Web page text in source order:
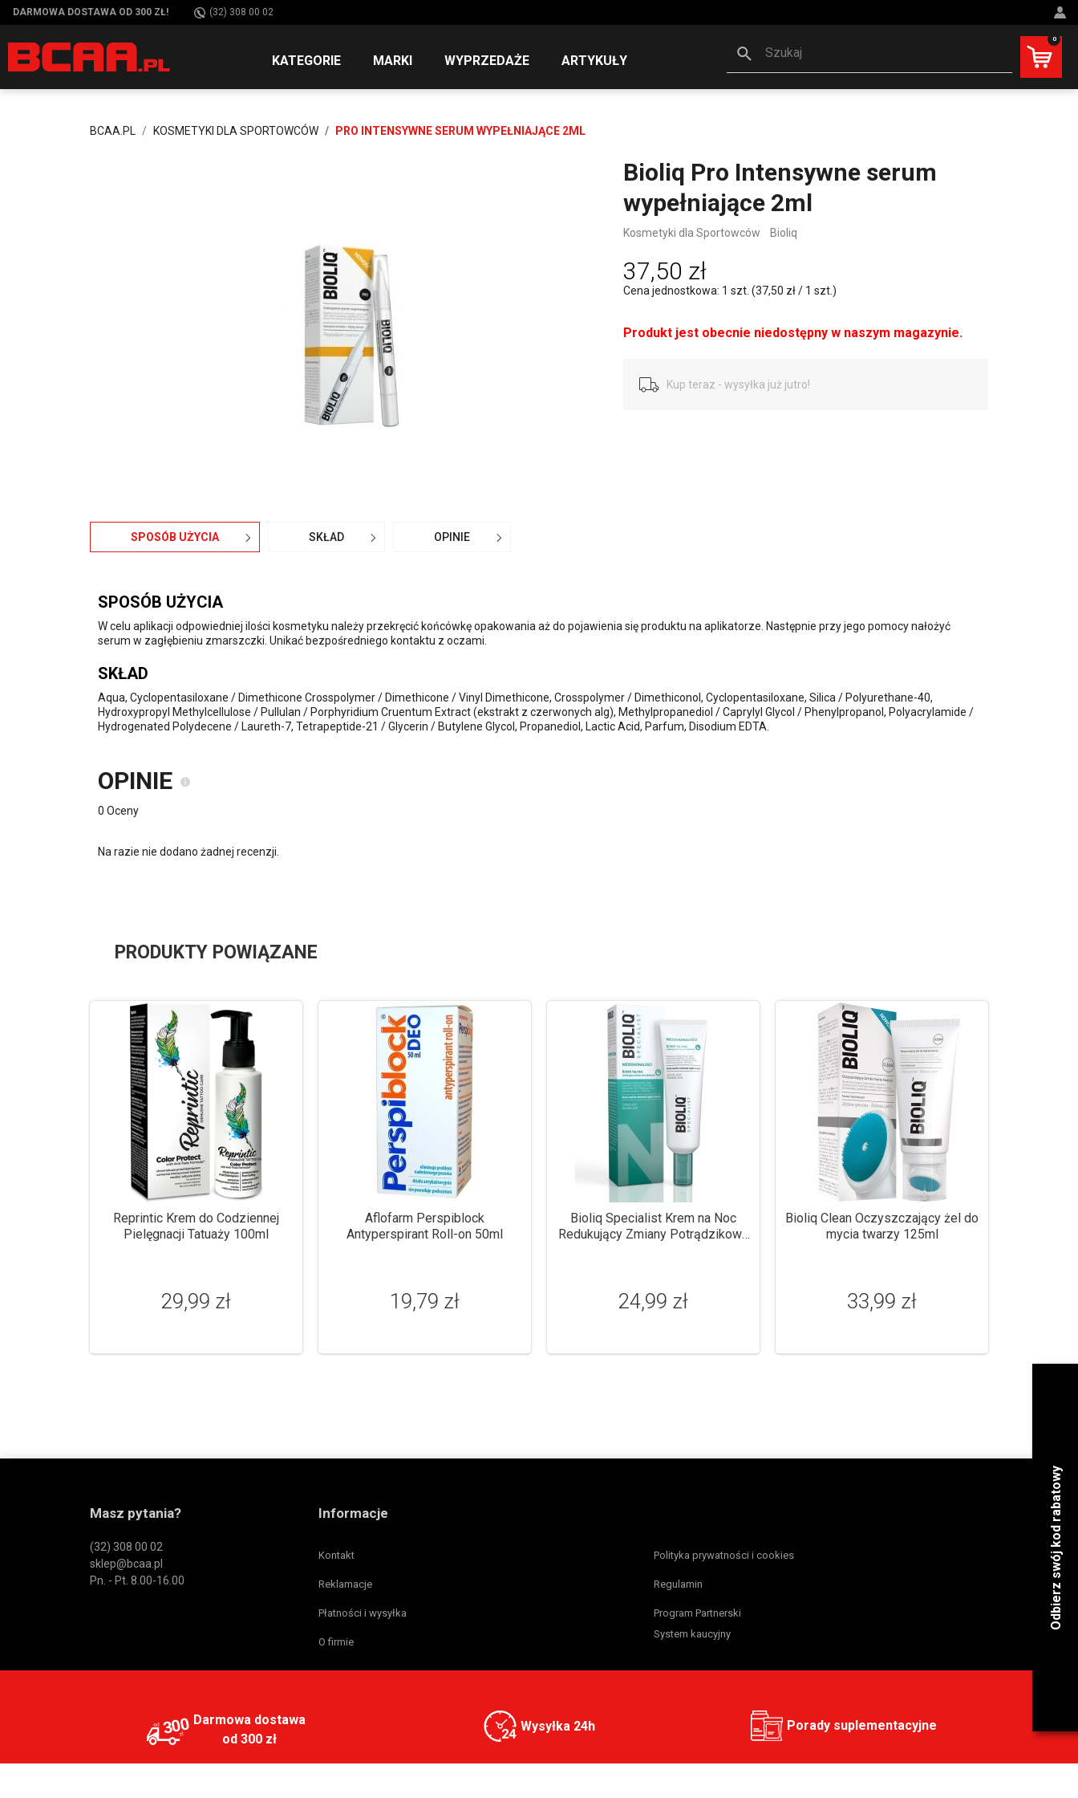
DARMOWA DOSTAWA OD 300 ZŁ! (32) 308 00 02
KATEGORIE MARKI WYPRZEDAŻE ARTYKUŁY
Szukaj
0
BCAA.PL KOSMETYKI DLA SPORTOWCÓW PRO INTENSYWNE SERUM WYPEŁNIAJĄCE 2ML
Bioliq Pro Intensywne serum
wypełniające 2ml
Kosmetyki dla Sportowców Bioliq
37,50 zł
Cena jednostkowa: 1 szt. (37,50 zł / 1 szt.)
Produkt jest obecnie niedostępny w naszym magazynie.
Kup teraz - wysyłka już jutro!
SPOSÓB UŻYCIA SKŁAD OPINIE
SPOSÓB UŻYCIA
W celu aplikacji odpowiedniej ilości kosmetyku należy przekręcić końcówkę opakowania aż do pojawienia się produktu na aplikatorze. Następnie przy jego pomocy nałożyć
serum w zagłębieniu zmarszczki. Unikać bezpośredniego kontaktu z oczami.
SKŁAD
Aqua, Cyclopentasiloxane / Dimethicone Crosspolymer / Dimethicone / Vinyl Dimethicone, Crosspolymer / Dimethiconol, Cyclopentasiloxane, Silica / Polyurethane-40,
Hydroxypropyl Methylcellulose / Pullulan / Porphyridium Cruentum Extract (ekstrakt z czerwonych alg), Methylpropanediol / Caprylyl Glycol / Phenylpropanol, Polyacrylamide /
Hydrogenated Polydecene / Laureth-7, Tetrapeptide-21 / Glycerin / Butylene Glycol, Propanediol, Lactic Acid, Parfum, Disodium EDTA.
OPINIE
0 Oceny
Na razie nie dodano żadnej recenzji.
PRODUKTY POWIĄZANE
Reprintic Krem do Codziennej
Pielęgnacji Tatuaży 100ml
29,99 zł
Aflofarm Perspiblock
Antyperspirant Roll-on 50ml
19,79 zł
Bioliq Specialist Krem na Noc
Redukujący Zmiany Potrądzikowe
24,99 zł
Bioliq Clean Oczyszczający żel do
mycia twarzy 125ml
33,99 zł
Masz pytania?
(32) 308 00 02
sklep@bcaa.pl
Pn. - Pt. 8.00-16.00
Informacje
Kontakt Polityka prywatności i cookies
Reklamacje Regulamin
Płatności i wysyłka Program Partnerski
O firmie
System kaucyjny
300 Darmowa dostawa
od 300 zł
Wysyłka 24h Porady suplementacyjne